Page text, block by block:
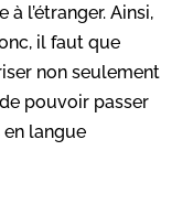
l’étranger. Ainsi,
il faut que
non seulement
pouvoir passer
langue